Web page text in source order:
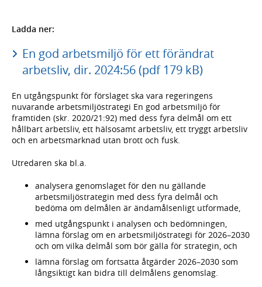
Ladda ner:
En god arbetsmiljö för ett förändrat
arbetsliv, dir. 2024:56 (pdf 179 kB)
En utgångspunkt för förslaget ska vara regeringens
nuvarande arbetsmiljöstrategi En god arbetsmiljö för
framtiden (skr. 2020/21:92) med dess fyra delmål om ett
hållbart arbetsliv, ett hälsosamt arbetsliv, ett tryggt arbetsliv
och en arbetsmarknad utan brott och fusk.
Utredaren ska bl.a.
analysera genomslaget för den nu gällande
arbetsmiljöstrategin med dess fyra delmål och
bedöma om delmålen är ändamålsenligt utformade,
med utgångspunkt i analysen och bedömningen,
lämna förslag om en arbetsmiljöstrategi för 2026–2030
och om vilka delmål som bör gälla för strategin, och
lämna förslag om fortsatta åtgärder 2026–2030 som
långsiktigt kan bidra till delmålens genomslag.